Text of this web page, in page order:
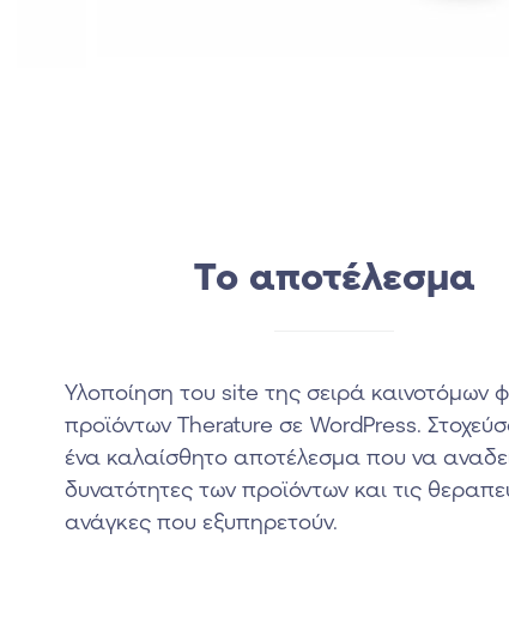
Το αποτέλεσμα
Υλοποίηση του site της σειρά καινοτόμων
προϊόντων Therature σε WordPress.
ένα καλαίσθητο αποτέλεσμα που να
δυνατότητες των προϊόντων και τις
ανάγκες που εξυπηρετούν.